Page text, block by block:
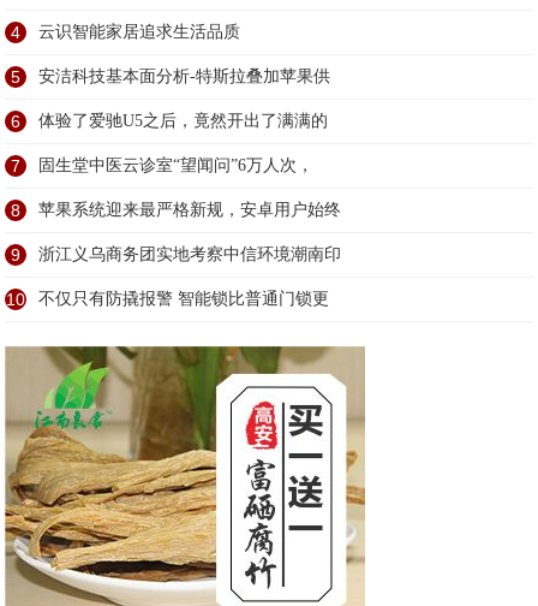
4 云识智能家居追求生活品质
5 安洁科技基本面分析-特斯拉叠加苹果供
6 体验了爱驰U5之后，竟然开出了满满的
7 固生堂中医云诊室“望闻问”6万人次，
8 苹果系统迎来最严格新规，安卓用户始终
9 浙江义乌商务团实地考察中信环境潮南印
10 不仅只有防撬报警 智能锁比普通门锁更